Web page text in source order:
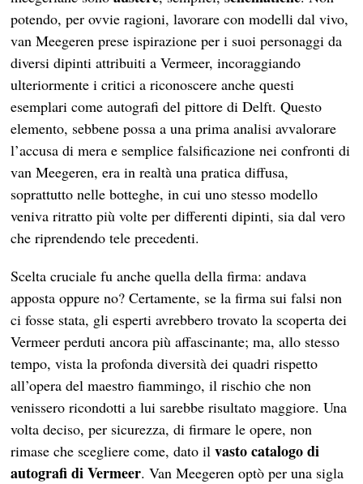
potendo, per ovvie ragioni, lavorare con modelli dal vivo,
van Meegeren prese ispirazione per i suoi personaggi da
diversi dipinti attribuiti a Vermeer, incoraggiando
ulteriormente i critici a riconoscere anche questi
esemplari come autografi del pittore di Delft. Questo
elemento, sebbene possa a una prima analisi avvalorare
l’accusa di mera e semplice falsificazione nei confronti di
van Meegeren, era in realtà una pratica diffusa,
soprattutto nelle botteghe, in cui uno stesso modello
veniva ritratto più volte per differenti dipinti, sia dal vero
che riprendendo tele precedenti.
Scelta cruciale fu anche quella della firma: andava
apposta oppure no? Certamente, se la firma sui falsi non
ci fosse stata, gli esperti avrebbero trovato la scoperta dei
Vermeer perduti ancora più affascinante; ma, allo stesso
tempo, vista la profonda diversità dei quadri rispetto
all’opera del maestro fiammingo, il rischio che non
venissero ricondotti a lui sarebbe risultato maggiore. Una
volta deciso, per sicurezza, di firmare le opere, non
rimase che scegliere come, dato ilvasto catalogo di
autografi di Vermeer. Van Meegeren optò per una sigla